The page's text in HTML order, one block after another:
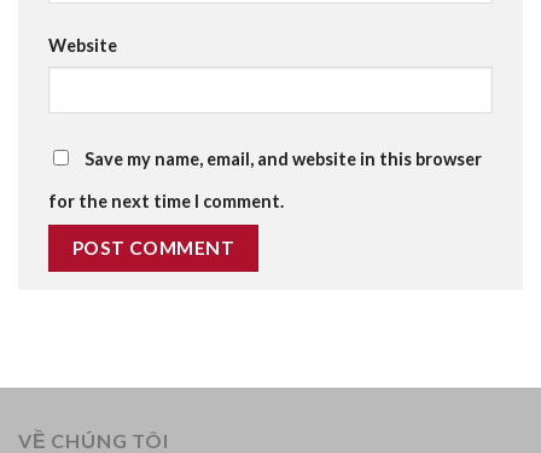
Website
Save my name, email, and website in this browser
for the next time I comment.
VỀ CHÚNG TÔI